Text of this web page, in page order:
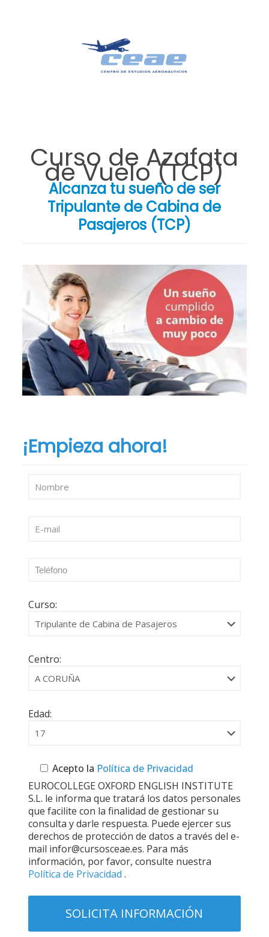
Curso de Azafata
de Vuelo (TCP)
Alcanza tu sueño de ser
Tripulante de Cabina de
Pasajeros (TCP)
¡Empieza ahora!
Curso:
Centro:
Edad:
Acepto la Política de Privacidad
EUROCOLLEGE OXFORD ENGLISH INSTITUTE
S.L. le informa que tratará los datos personales
que facilite con la finalidad de gestionar su
consulta y darle respuesta. Puede ejercer sus
derechos de protección de datos a través del e-
mail infor@cursosceae.es. Para más
información, por favor, consulte nuestra
Política de Privacidad .